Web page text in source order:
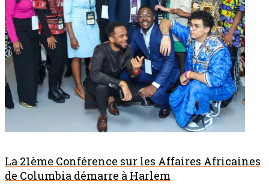
La 21ème Conférence sur les Affaires Africaines
de Columbia démarre à Harlem